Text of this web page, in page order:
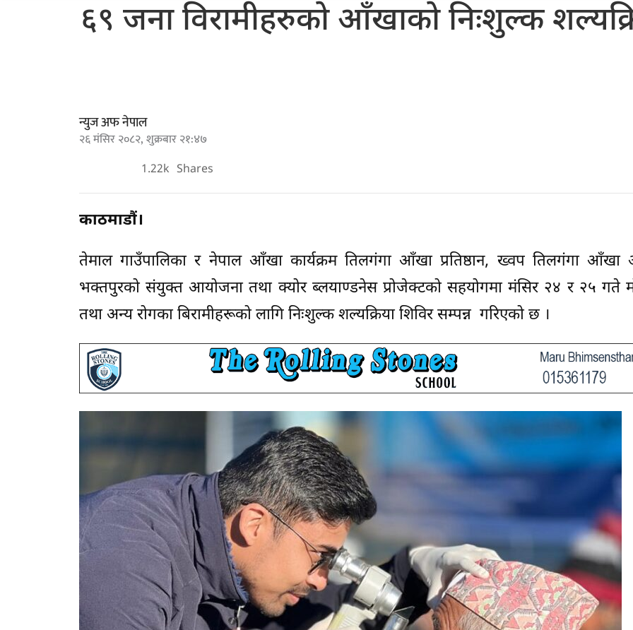
६९ जना विरामीहरुको आँखाको निःशुल्क
न्युज अफ नेपाल
२६ मंसिर २०८२, शुक्रबार २१:४७
1.22k Shares
काठमाडौं।
तेमाल गाउँपालिका र नेपाल आँखा कार्यक्रम तिलगंगा आँखा प्रतिष्ठान, ख्वप तिलगंगा आँखा
भक्तपुरको संयुक्त आयोजना तथा क्योर ब्लयाण्डनेस प्रोजेक्टको सहयोगमा मंसिर २४ र २५ गते
तथा अन्य रोगका बिरामीहरूको लागि निःशुल्क शल्यक्रिया शिविर सम्पन्न गरिएको छ ।